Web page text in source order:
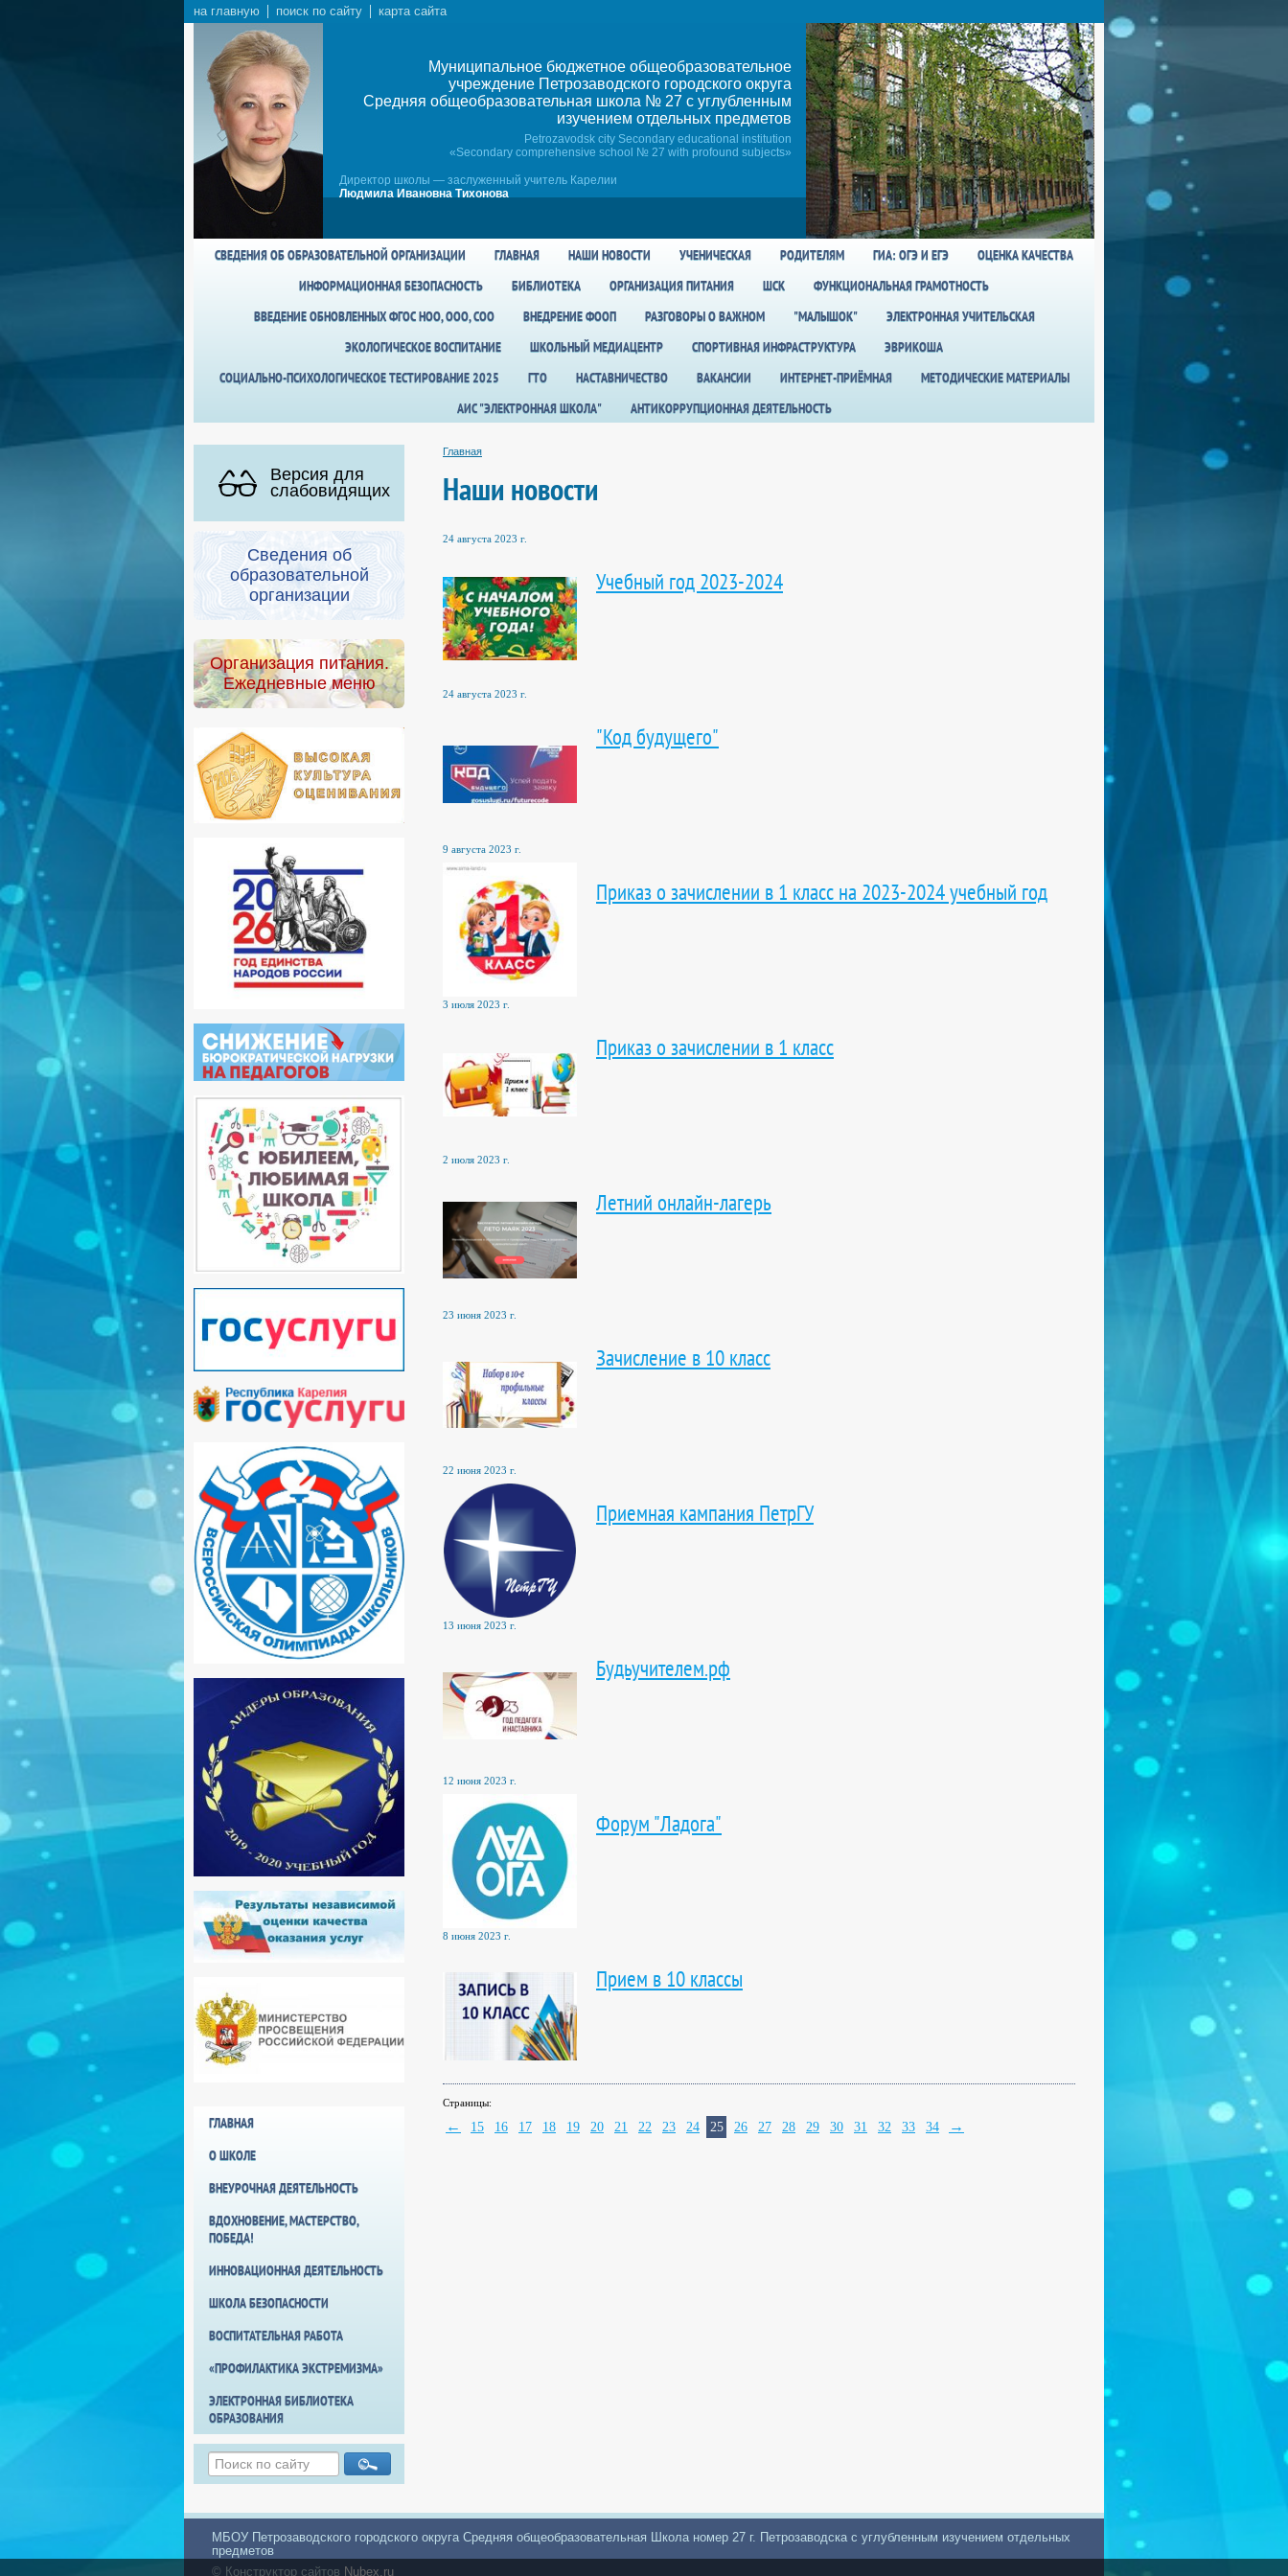
на главную поиск по сайту карта сайта
Муниципальное бюджетное общеобразовательное
учреждение Петрозаводского городского округа
Средняя общеобразовательная школа № 27 c углубленным
изучением отдельных предметов
Petrozavodsk city Secondary educational institution
«Secondary comprehensive school № 27 with profound subjects»
Директор школы — заслуженный учитель Карелии
Людмила Ивановна Тихонова
СВЕДЕНИЯ ОБ ОБРАЗОВАТЕЛЬНОЙ ОРГАНИЗАЦИИ ГЛАВНАЯ НАШИ НОВОСТИ УЧЕНИЧЕСКАЯ РОДИТЕЛЯМ ГИА: ОГЭ И ЕГЭ
ОЦЕНКА КАЧЕСТВА
ИНФОРМАЦИОННАЯ БЕЗОПАСНОСТЬ
БИБЛИОТЕКА ОРГАНИЗАЦИЯ ПИТАНИЯ ШСК
ФУНКЦИОНАЛЬНАЯ ГРАМОТНОСТЬ
ВВЕДЕНИЕ ОБНОВЛЕННЫХ ФГОС НОО, ООО, СОО
ВНЕДРЕНИЕ ФООП РАЗГОВОРЫ О ВАЖНОМ "МАЛЫШОК"
ЭЛЕКТРОННАЯ УЧИТЕЛЬСКАЯ
ЭКОЛОГИЧЕСКОЕ ВОСПИТАНИЕ
ШКОЛЬНЫЙ МЕДИАЦЕНТР СПОРТИВНАЯ ИНФРАСТРУКТУРА
ЭВРИКОША
СОЦИАЛЬНО-ПСИХОЛОГИЧЕСКОЕ ТЕСТИРОВАНИЕ 2025
ГТО НАСТАВНИЧЕСТВО ВАКАНСИИ ИНТЕРНЕТ-ПРИЁМНАЯ
МЕТОДИЧЕСКИЕ МАТЕРИАЛЫ
АИС "ЭЛЕКТРОННАЯ ШКОЛА"
АНТИКОРРУПЦИОННАЯ ДЕЯТЕЛЬНОСТЬ
Версия для
слабовидящих
Сведения об
образовательной
организации
Организация питания.
Ежедневные меню
ГЛАВНАЯ
О ШКОЛЕ
ВНЕУРОЧНАЯ ДЕЯТЕЛЬНОСТЬ
ВДОХНОВЕНИЕ, МАСТЕРСТВО,
ПОБЕДА!
ИННОВАЦИОННАЯ ДЕЯТЕЛЬНОСТЬ
ШКОЛА БЕЗОПАСНОСТИ
ВОСПИТАТЕЛЬНАЯ РАБОТА
«ПРОФИЛАКТИКА ЭКСТРЕМИЗМА»
ЭЛЕКТРОННАЯ БИБЛИОТЕКА
ОБРАЗОВАНИЯ
Главная
Наши новости
24 августа 2023 г.
Учебный год 2023-2024
24 августа 2023 г.
"Код будущего"
9 августа 2023 г.
Приказ о зачислении в 1 класс на 2023-2024 учебный год
3 июля 2023 г.
Приказ о зачислении в 1 класс
2 июля 2023 г.
Летний онлайн-лагерь
23 июня 2023 г.
Зачисление в 10 класс
22 июня 2023 г.
Приемная кампания ПетрГУ
13 июня 2023 г.
Будьучителем.рф
12 июня 2023 г.
Форум "Ладога"
8 июня 2023 г.
Прием в 10 классы
Страницы:
← 15 16 17 18 19 20 21 22 23 24 25 26 27 28 29 30 31 32 33 34 →
МБОУ Петрозаводского городского округа Средняя общеобразовательная Школа номер 27 г. Петрозаводска с углубленным изучением отдельных
предметов
© Конструктор сайтов Nubex.ru